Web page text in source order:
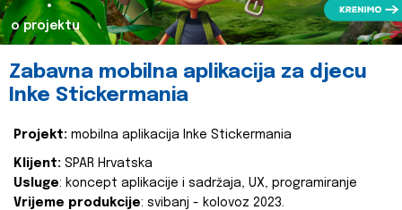
o projektu
Zabavna mobilna aplikacija za djecu
Inke Stickermania
Projekt: mobilna aplikacija Inke Stickermania
Klijent: SPAR Hrvatska
Usluge: koncept aplikacije i sadržaja, UX, programiranje
Vrijeme produkcije: svibanj - kolovoz 2023.